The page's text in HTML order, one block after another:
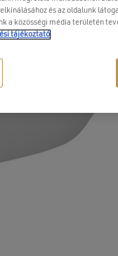
és az oldalunk
a közösségi média területén
tájékoztató